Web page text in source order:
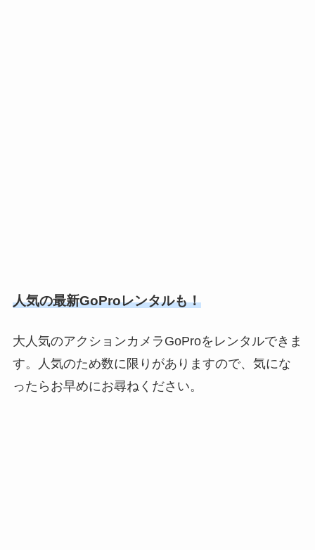
人気の最新GoProレンタルも！
大人気のアクションカメラGoProをレンタルできま
す。人気のため数に限りがありますので、気にな
ったらお早めにお尋ねください。